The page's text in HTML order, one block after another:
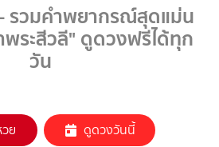
รวมคำพยากรณ์สุดแม่น
พระสีวลี" ดูดวงฟรีได้ทุก
วัน
ย ดูดวงวันนี้